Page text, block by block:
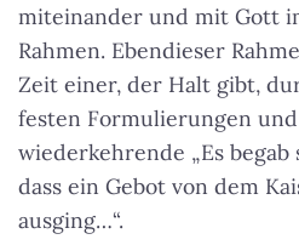
miteinander und mit Gott
Rahmen. Ebendieser
Zeit einer, der Halt gibt,
festen Formulierungen und
wiederkehrende „Es
dass ein Gebot von dem
ausging…“.